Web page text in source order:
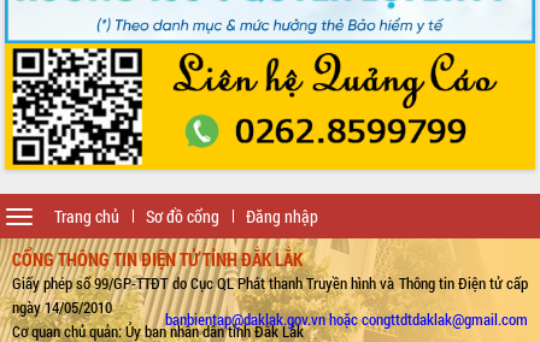
Trang chủ Sơ đồ cổng Đăng nhập
Toggle
navigation
CỔNG THÔNG TIN ĐIỆN TỬ TỈNH ĐẮK LẮK
Giấy phép số 99/GP-TTĐT do Cục QL Phát thanh Truyền hình và Thông tin Điện tử cấp
ngày 14/05/2010
Cơ quan chủ quản: Ủy ban nhân dân tỉnh Đắk Lắk
banbientap@daklak.gov.vn hoặc congttdtdaklak@gmail.com